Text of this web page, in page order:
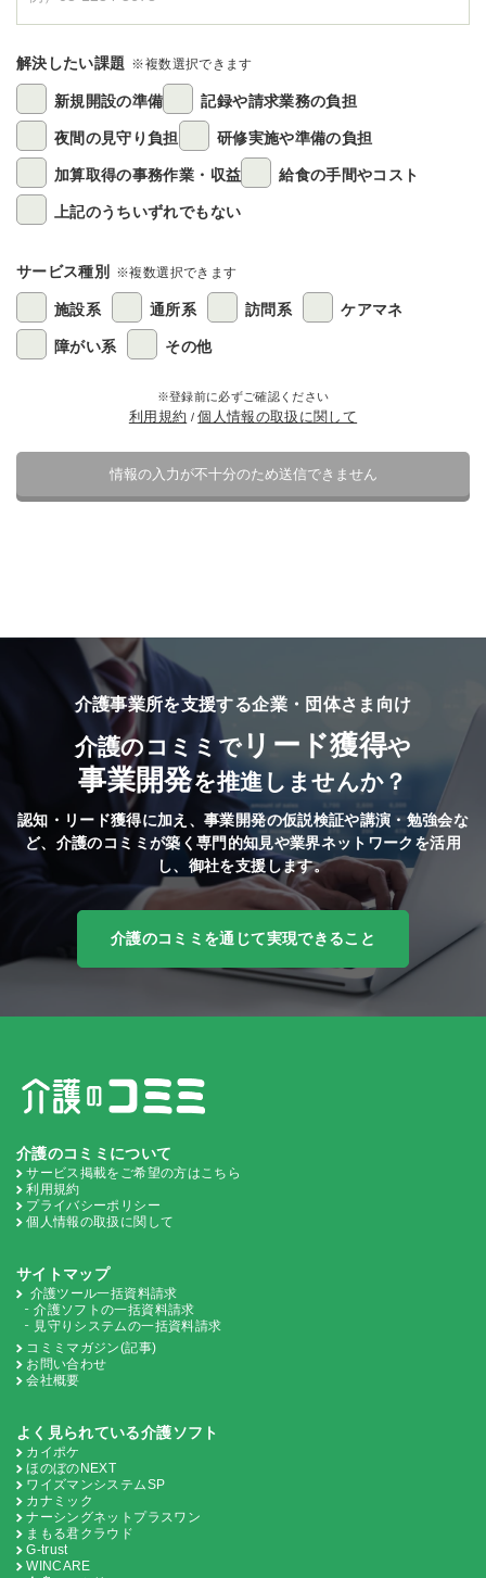
解決したい課題 ※複数選択できます
新規開設の準備 記録や請求業務の負担
夜間の見守り負担 研修実施や準備の負担
加算取得の事務作業・収益 給食の手間やコスト
上記のうちいずれでもない
サービス種別 ※複数選択できます
施設系 通所系 訪問系 ケアマネ
障がい系 その他
※登録前に必ずご確認ください
利用規約 /個人情報の取扱に関して
介護事業所を支援する企業・団体さま向け
介護のコミミでリード獲得や
事業開発を推進しませんか？
認知・リード獲得に加え、事業開発の仮説検証や講演・勉強会な
ど、 介護のコミミが築く専門的知見や業界ネットワークを活用
し、御社を支援します。
介護のコミミを通じて実現できること
介護のコミミについて
サービス掲載をご希望の方はこちら
利用規約
プライバシーポリシー
個人情報の取扱に関して
サイトマップ
介護ツール一括資料請求
介護ソフトの一括資料請求
見守りシステムの一括資料請求
コミミマガジン(記事)
お問い合わせ
会社概要
よく見られている介護ソフト
カイポケ
ほのぼのNEXT
ワイズマンシステムSP
カナミック
ナーシングネットプラスワン
まもる君クラウド
G-trust
WINCARE